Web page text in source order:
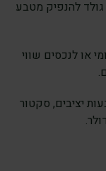
להנפיק מטבע
למטבע המקומי או לנכסים שווי
יציבים, סקטור